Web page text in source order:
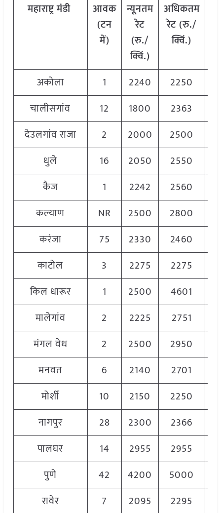
महाराष्ट्रमंडी
आवक
(टन
में)
न्यूनतम
रेट
(रु./
क्विं.)
अधिकतम
रेट (रु./
क्विं.)
अकोला
1 2240 2250
चालीसगांव
12 1800 2363
देउलगांव राजा
2 2000 2500
धुले
16 2050 2550
कैज
1 2242 2560
कल्याण
NR 2500 2800
करंजा
75 2330 2460
काटोल
3 2275 2275
किल धारूर
1 2500 4601
मालेगांव
2 2225 2751
मंगल वेध
2 2500 2950
मनवत
6 2140 2701
मोर्शी
10 2150 2250
नागपुर
28 2300 2366
पालघर
14 2955 2955
पुणे
42 4200 5000
रावेर
7 2095 2295